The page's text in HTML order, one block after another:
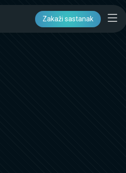
Zakaži sastanak